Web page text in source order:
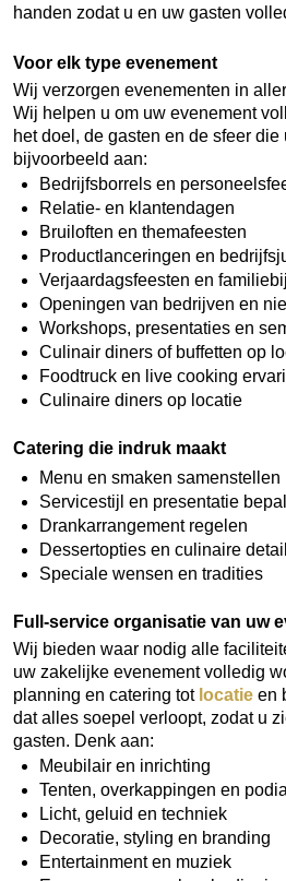
handen zodat u en uw gasten
Voor elk type evenement
Wij verzorgen evenementen in
Wij helpen u om uw evenement
het doel, de gasten en de sfeer
bijvoorbeeld aan:
Bedrijfsborrels en
Relatie- en klantendagen
Bruiloften en themafeesten
Productlanceringen en
Verjaardagsfeesten en
Openingen van bedrijven en
Workshops, presentaties en
Culinair diners of buffetten op
Foodtruck en live cooking
Culinaire diners op locatie
Catering die indruk maakt
Menu en smaken samenstellen
Servicestijl en presentatie
Drankarrangement regelen
Dessertopties en culinaire
Speciale wensen en tradities
Full-service organisatie van uw
Wij bieden waar nodig alle
uw zakelijke evenement volledig
planning en catering tot locatie en
dat alles soepel verloopt, zodat u
gasten. Denk aan:
Meubilair en inrichting
Tenten, overkappingen en podia
Licht, geluid en techniek
Decoratie, styling en branding
Entertainment en muziek